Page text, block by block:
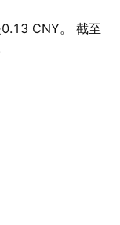
CNY。 截至